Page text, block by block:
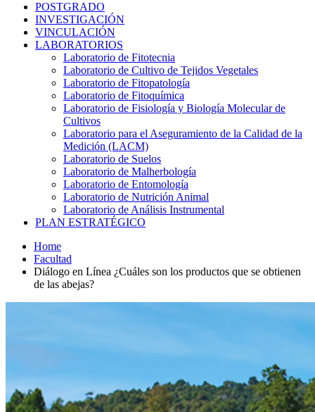
POSTGRADO
INVESTIGACIÓN
VINCULACIÓN
LABORATORIOS
Laboratorio de Fitotecnia
Laboratorio de Cultivo de Tejidos Vegetales
Laboratorio de Fitopatología
Laboratorio de Fitoquímica
Laboratorio de Fisiología y Biología Molecular de
Cultivos
Laboratorio para el Aseguramiento de la Calidad de la
Medición (LACM)
Laboratorio de Suelos
Laboratorio de Malherbología
Laboratorio de Entomología
Laboratorio de Nutrición Animal
Laboratorio de Análisis Instrumental
PLAN ESTRATÉGICO
Home
Facultad
Diálogo en Línea ¿Cuáles son los productos que se obtienen
de las abejas?